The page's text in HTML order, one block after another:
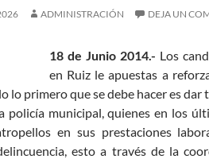
ADMINISTRACIÓN DEJA UN
18 de Junio 2014.- Los
en Ruiz le apuestas a
lo primero que se debe hacer es dar
policía municipal, quienes en los
en sus prestaciones
esto a través de la